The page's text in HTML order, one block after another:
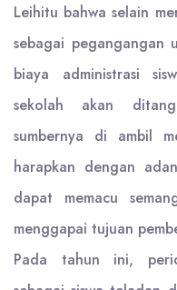
Leihitu bahwa selain
sebagai pegangangan
biaya administrasi
sekolah akan
sumbernya di ambil
harapkan dengan
dapat memacu
menggapai tujuan
Pada tahun ini,